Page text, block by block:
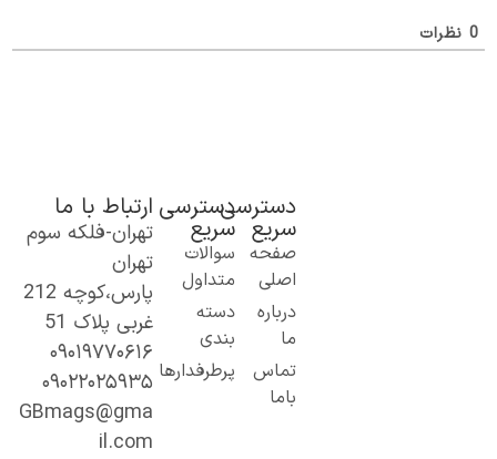
دسترسی
سریع
صفحه
اصلی
درباره
تماس
دسترسی
سریع
سوالات
متداول
دسته
بندی
پرطرفدارها
ارتباط با ما
تهران-فلکه سوم
تهران
پارس،کوچه 212
غربی پلاک 51
۰۹۰۱۹۷۷۰۶۱۶
۰۹۰۲۲۰۲۵۹۳۵
GBmags@gma
il.com